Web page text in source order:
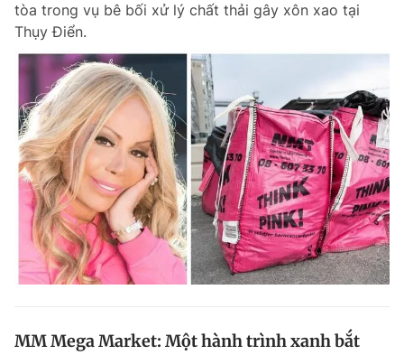
tòa trong vụ bê bối xử lý chất thải gây xôn xao tại
Thụy Điển.
MM Mega Market: Một hành trình xanh bắt